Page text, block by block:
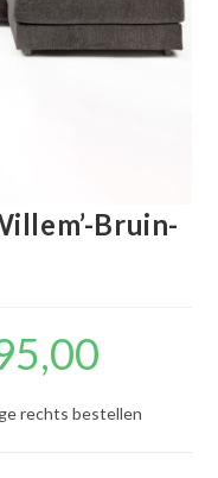
Bruin-
rechts bestellen